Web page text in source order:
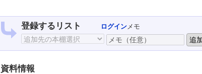
登録するリスト ログインメモ
資料情報